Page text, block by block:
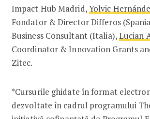
Impact Hub Madrid,Yolvic
Fondator & Director Differos
Business Consultant (Italia),Lucian
Coordinator & Innovation Grants
Zitec.
*Cursurile ghidate în format
dezvoltate în cadrul programului